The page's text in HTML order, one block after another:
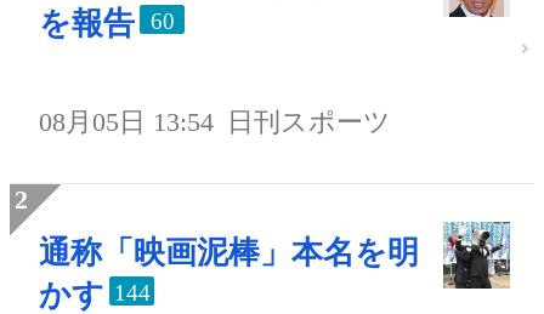
を報告
60
08月05日 13:54 日刊スポーツ
通称「映画泥棒」本名を明
かす 144